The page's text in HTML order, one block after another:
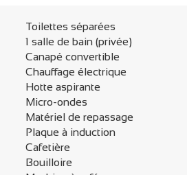
Toilettes séparées
1 salle de bain (privée)
Canapé convertible
Chauffage électrique
Hotte aspirante
Micro-ondes
Matériel de repassage
Plaque à induction
Cafetière
Bouilloire